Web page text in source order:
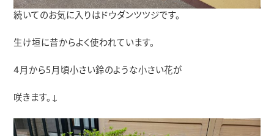
続いてのお気に入りはドウダンツツジです。
生け垣に昔からよく使われています。
4月から5月頃小さい鈴のような小さい花が
咲きます。↓